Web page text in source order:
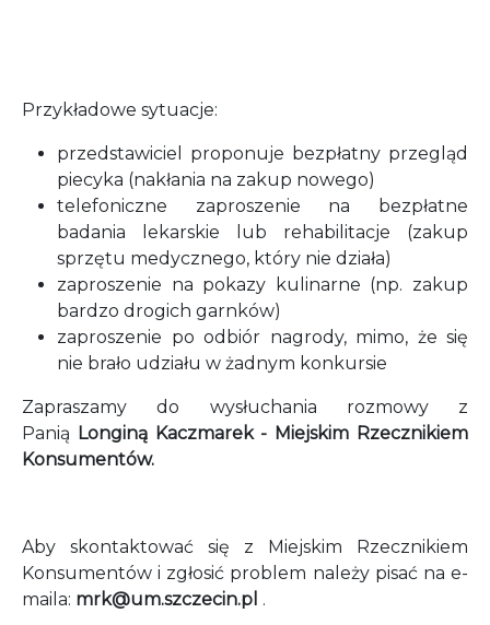
Przykładowe sytuacje:
przedstawiciel proponuje bezpłatny przegląd
piecyka (nakłania na zakup nowego)
telefoniczne zaproszenie na bezpłatne
badania lekarskie lub rehabilitacje (zakup
sprzętu medycznego, który nie działa)
zaproszenie na pokazy kulinarne (np. zakup
bardzo drogich garnków)
zaproszenie po odbiór nagrody, mimo, że się
nie brało udziału w żadnym konkursie
Zapraszamy do wysłuchania rozmowy z
Panią Longiną Kaczmarek - Miejskim Rzecznikiem
Konsumentów.
Aby skontaktować się z Miejskim Rzecznikiem
Konsumentów i zgłosić problem należy pisać na e-
maila: mrk@um.szczecin.pl .